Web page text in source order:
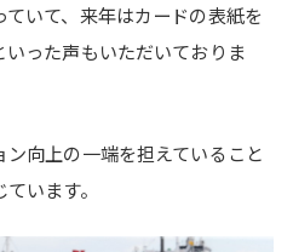
いて、来年はカードの表紙を
った声もいただいておりま
向上の一端を担えていること
います。